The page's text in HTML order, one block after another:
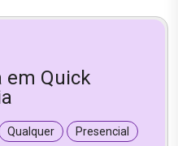
em Quick
Qualquer Presencial